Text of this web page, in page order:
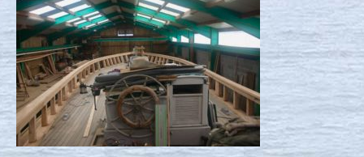
Nous contacter
Actualités